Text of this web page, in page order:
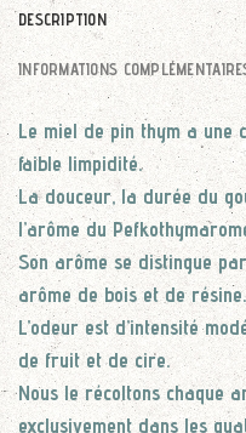
DESCRIPTION
INFORMATIONS
Le miel de pin thym a une
faible limpidité.
La douceur, la durée du
l’arôme du
Son arôme se distingue
arôme de bois et de résine.
L’odeur est d’intensité
de fruit et de cire.
Nous le récoltons chaque
exclusivement dans les